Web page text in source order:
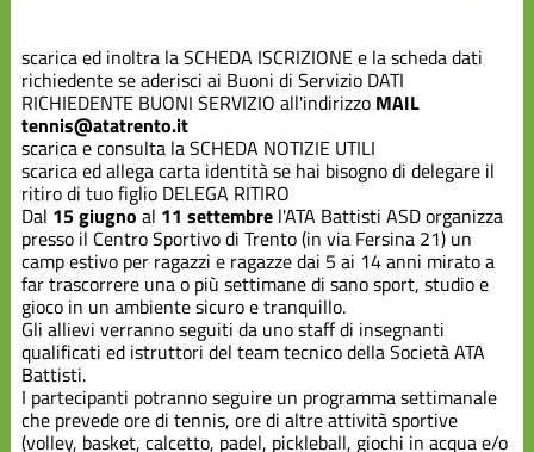
scarica ed inoltra laSCHEDA ISCRIZIONEe la scheda dati
richiedente se aderisci ai Buoni di Servizio DATI
RICHIEDENTE BUONI SERVIZIO all'indirizzo MAIL
tennis@atatrento.it
scarica e consulta laSCHEDA NOTIZIE UTILI
scarica ed allega carta identità se hai bisogno di delegare il
ritiro di tuo figlio DELEGA RITIRO
Dal 15 giugno al 11 settembrel'ATA Battisti ASD organizza
presso il Centro Sportivo di Trento (in via Fersina 21) un
camp estivo per ragazzi e ragazze dai 5 ai 14 anni mirato a
far trascorrere una o più settimane di sano sport, studio e
gioco in un ambiente sicuro e tranquillo.
Gli allievi verranno seguiti da uno staff di insegnanti
qualificati ed istruttori del team tecnico della Società ATA
Battisti.
I partecipanti potranno seguire un programma settimanale
che prevede ore di tennis, ore di altre attività sportive
(volley, basket, calcetto, padel, pickleball, giochi in acqua e/o